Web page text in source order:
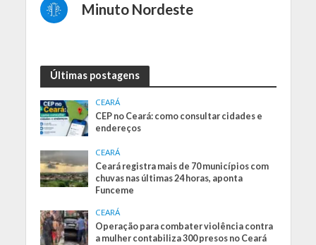
Minuto Nordeste
Últimas postagens
CEARÁ
CEP no Ceará: como consultar cidades e
endereços
CEARÁ
Ceará registra mais de 70 municípios com
chuvas nas últimas 24 horas, aponta
Funceme
CEARÁ
Operação para combater violência contra
a mulher contabiliza 300 presos no Ceará